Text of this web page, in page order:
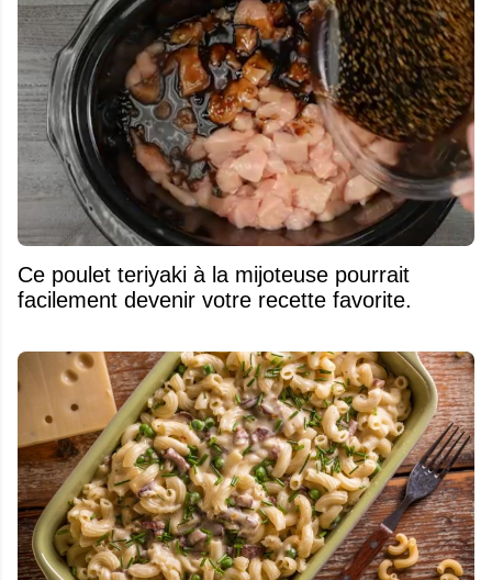
Ce poulet teriyaki à la mijoteuse pourrait
facilement devenir votre recette favorite.